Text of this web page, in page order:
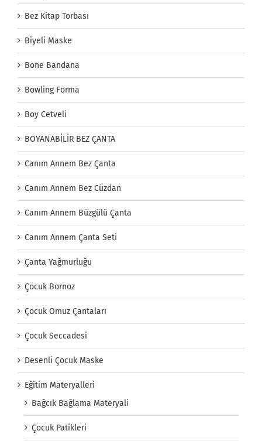
Bez Kitap Torbası
Biyeli Maske
Bone Bandana
Bowling Forma
Boy Cetveli
BOYANABİLİR BEZ ÇANTA
Canım Annem Bez Çanta
Canım Annem Bez Cüzdan
Canım Annem Büzgülü Çanta
Canım Annem Çanta Seti
Çanta Yağmurluğu
Çocuk Bornoz
Çocuk Omuz Çantaları
Çocuk Seccadesi
Desenli Çocuk Maske
Eğitim Materyalleri
Bağcık Bağlama Materyali
Çocuk Patikleri